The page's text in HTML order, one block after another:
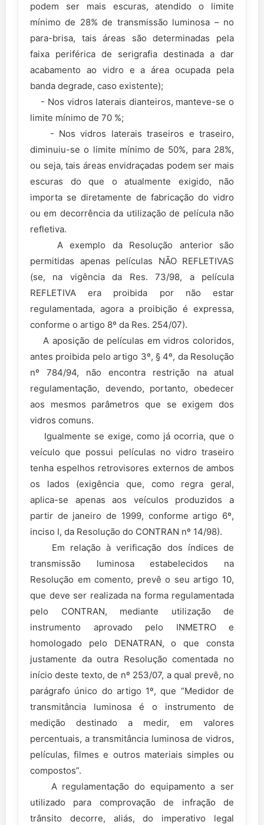
podem ser mais escuras, atendido o limite
mínimo de 28% de transmissão luminosa – no
para-brisa, tais áreas são determinadas pela
faixa periférica de serigrafia destinada a dar
acabamento ao vidro e a área ocupada pela
banda degrade, caso existente);
- Nos vidros laterais dianteiros, manteve-se o
limite mínimo de 70 %;
- Nos vidros laterais traseiros e traseiro,
diminuiu-se o limite mínimo de 50%, para 28%,
ou seja, tais áreas envidraçadas podem ser mais
escuras do que o atualmente exigido, não
importa se diretamente de fabricação do vidro
ou em decorrência da utilização de película não
refletiva.
A exemplo da Resolução anterior são
permitidas apenas películas NÃO REFLETIVAS
(se, na vigência da Res. 73/98, a película
REFLETIVA era proibida por não estar
regulamentada, agora a proibição é expressa,
conforme o artigo 8º da Res. 254/07).
A aposição de películas em vidros coloridos,
antes proibida pelo artigo 3º, § 4º, da Resolução
nº 784/94, não encontra restrição na atual
regulamentação, devendo, portanto, obedecer
aos mesmos parâmetros que se exigem dos
vidros comuns.
Igualmente se exige, como já ocorria, que o
veículo que possui películas no vidro traseiro
tenha espelhos retrovisores externos de ambos
os lados (exigência que, como regra geral,
aplica-se apenas aos veículos produzidos a
partir de janeiro de 1999, conforme artigo 6º,
inciso I, da Resolução do CONTRAN nº 14/98).
Em relação à verificação dos índices de
transmissão luminosa estabelecidos na
Resolução em comento, prevê o seu artigo 10,
que deve ser realizada na forma regulamentada
pelo CONTRAN, mediante utilização de
instrumento aprovado pelo INMETRO e
homologado pelo DENATRAN, o que consta
justamente da outra Resolução comentada no
início deste texto, de nº 253/07, a qual prevê, no
parágrafo único do artigo 1º, que “Medidor de
transmitância luminosa é o instrumento de
medição destinado a medir, em valores
percentuais, a transmitância luminosa de vidros,
películas, filmes e outros materiais simples ou
compostos”.
A regulamentação do equipamento a ser
utilizado para comprovação de infração de
trânsito decorre, aliás, do imperativo legal